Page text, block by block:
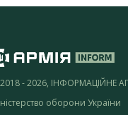
- 2026, ІНФОРМАЦІЙНЕ
оборони України